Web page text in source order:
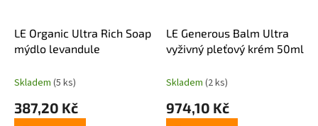
LE Organic Ultra Rich Soap
mýdlo levandule
Skladem (5 ks)
387,20 Kč
LE Generous Balm Ultra
vyživný pleťový krém 50ml
Skladem (2 ks)
974,10 Kč